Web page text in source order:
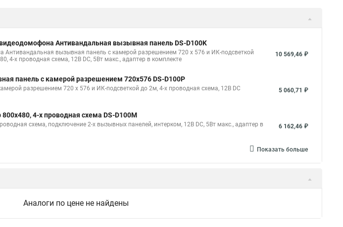
Антивандальная вызывная панель DS-D100K
Антивандальная вызывная панель с камерой разрешением 720 х 576 и ИК-подсветкой
4-х проводная схема, 12В DC, 5Вт макс., адаптер в комплекте
10 569,46 ₽
панель с камерой разрешением 720х576 DS-D100P
разрешением 720 х 576 и ИК-подсветкой до 2м, 4-х проводная схема, 12В DC
5 060,71 ₽
4-х проводная схема DS-D100M
схема, подключение 2-х вызывных панелей, интерком, 12В DC, 5Вт макс., адаптер в
6 162,46 ₽
Показать больше
Аналоги по цене не найдены